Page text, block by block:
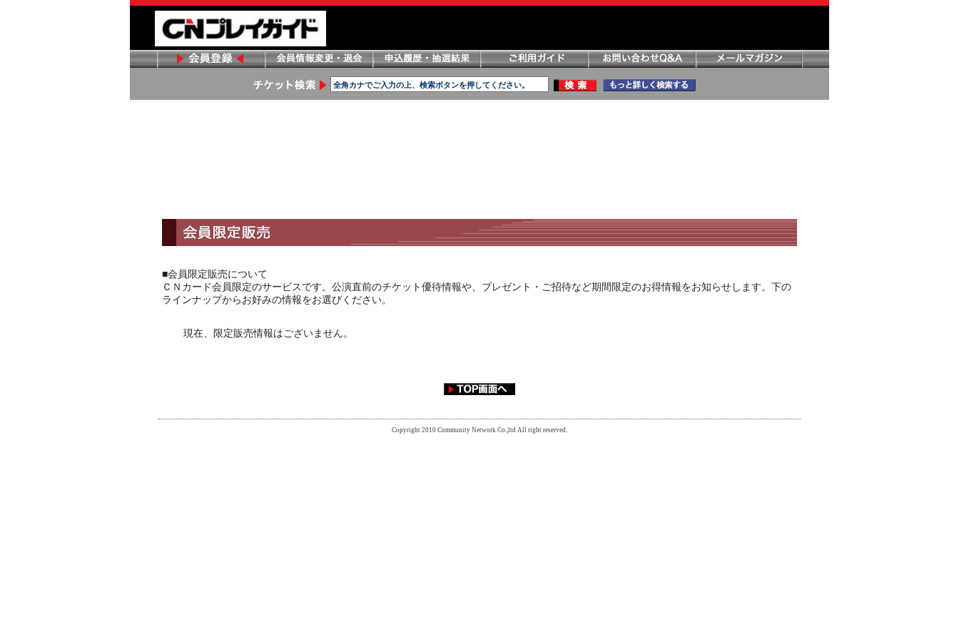
■会員限定販売について
ＣＮカード会員限定のサービスです。公演直前のチケット優待情報や、プレゼント・ご招待など期間限定のお得情報をお知らせします。下の
ラインナップからお好みの情報をお選びください。
現在、限定販売情報はございません。
Copyright 2010 Community Network Co.,ltd All right reserved.